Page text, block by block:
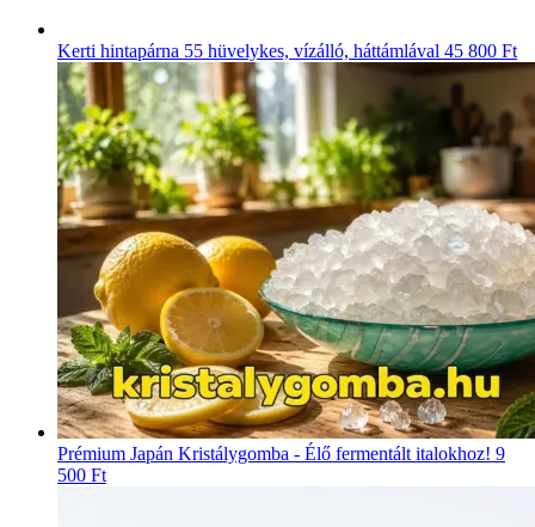
Kerti hintapárna 55 hüvelykes, vízálló, háttámlával 45 800 Ft
Prémium Japán Kristálygomba - Élő fermentált italokhoz! 9
500 Ft